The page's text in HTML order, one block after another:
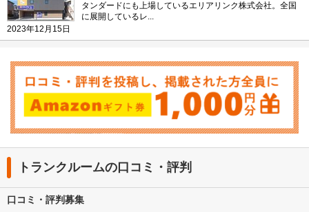
2023年12月15日
タンダードにも上場しているエリアリンク株式会社。全国
に展開しているレ...
トランクルームの口コミ・評判
口コミ・評判募集